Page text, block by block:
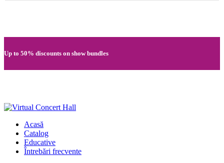
Up to 50% discounts on show bundles
Acasă
Catalog
Educative
Întrebări frecvente